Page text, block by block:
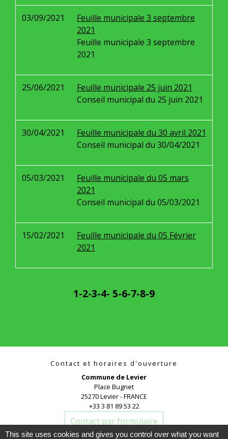
03/09/2021
Feuille municipale 3 septembre
2021
Feuille municipale 3 septembre
2021
25/06/2021
Feuille municipale 25 juin 2021
Conseil municipal du 25 juin 2021
30/04/2021
Feuille municipale du 30 avril 2021
Conseil municipal du 30/04/2021
05/03/2021
Feuille municipale du 05 mars
2021
Conseil municipal du 05/03/2021
15/02/2021
Feuille municipale du 05 Février
2021
1-2-3-4- 5-6-7-8-9
Contact et horaires d'ouverture
Commune de Levier
Place Bugnet
25270 Levier - FRANCE
+33 3 81 89 53 22
Contact par formulaire
This site uses cookies and gives you control over what you want